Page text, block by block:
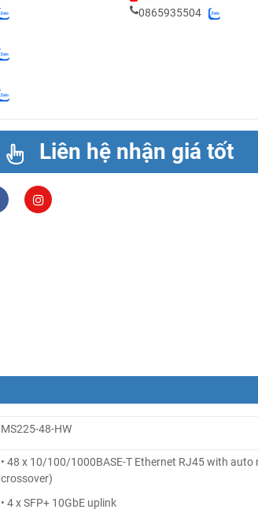
0865935504
Liên hệ nhận giá tốt
MS225-48-HW
• 48 x 10/100/1000BASE-T Ethernet RJ45 with
crossover)
• 4 x SFP+ 10GbE uplink